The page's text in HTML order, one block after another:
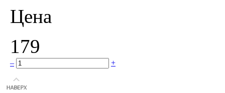
Цена
179
– +